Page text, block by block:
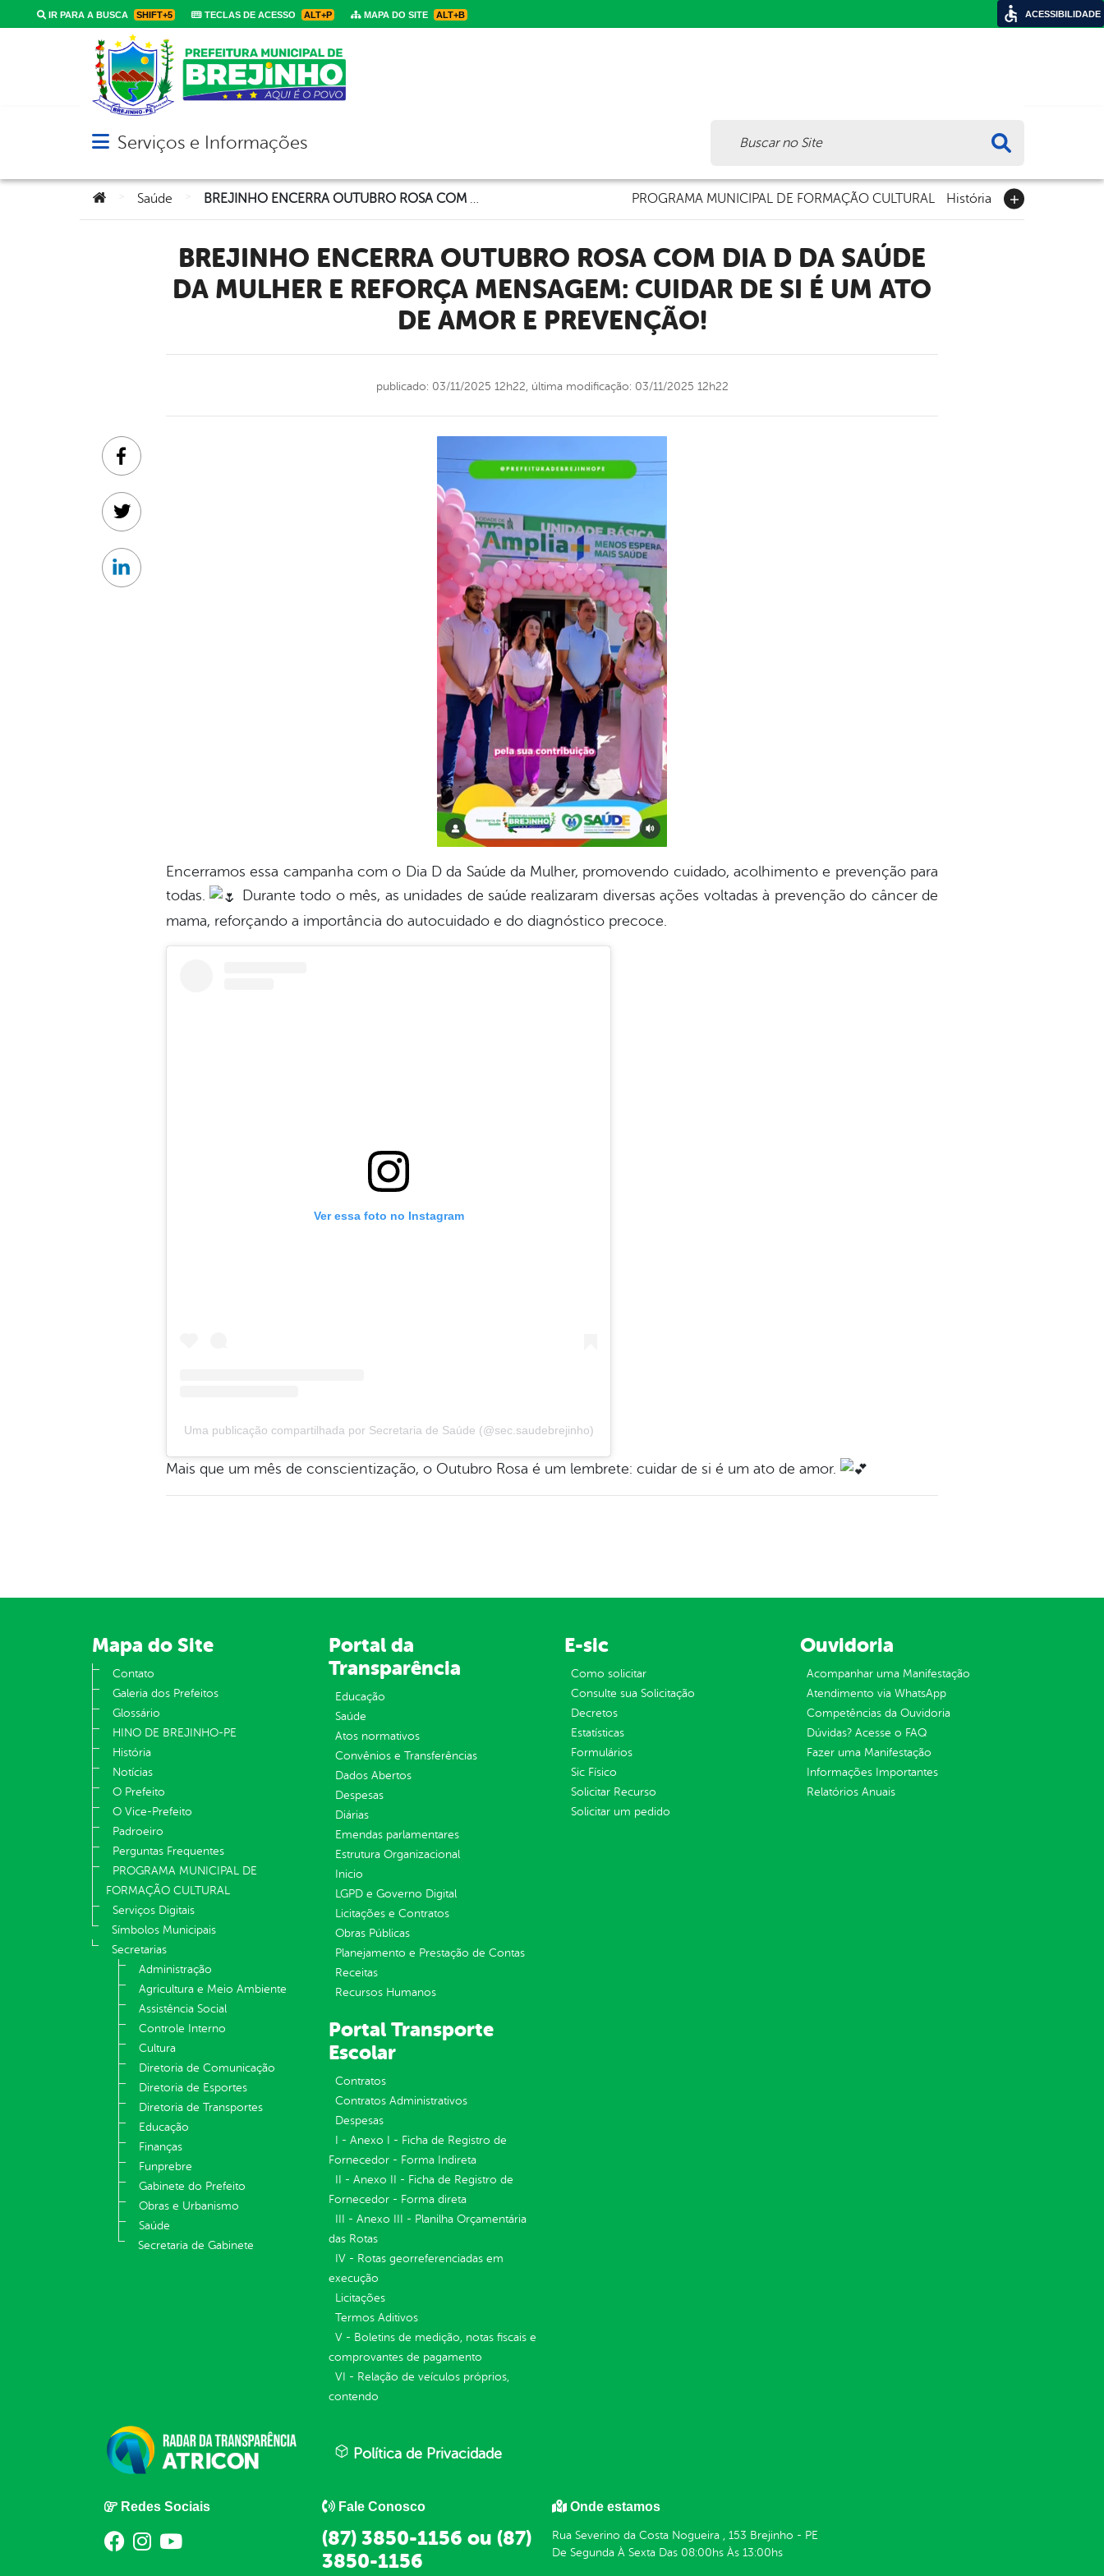
IR PARA A BUSCA SHIFT+5 TECLAS DE ACESSO ALT+P MAPA DO SITE ALT+B
Abrir menu principal de navegação
Serviços e Informações
Você está aqui:
Saúde BREJINHO ENCERRA OUTUBRO ROSA COM DIA D DA SAÚDE DA MULHER E REFORÇA MENSAGEM: CUIDAR DE SI É UM ATO DE AMOR E PREVENÇÃO! PROGRAMA MUNICIPAL DE FORMAÇÃO CULTURAL História
BREJINHO ENCERRA OUTUBRO ROSA COM DIA D DA SAÚDE
DA MULHER E REFORÇA MENSAGEM: CUIDAR DE SI É UM ATO
DE AMOR E PREVENÇÃO!
publicado: 03/11/2025 12h22, última modificação: 03/11/2025 12h22
Encerramos essa campanha com o Dia D da Saúde da Mulher, promovendo cuidado, acolhimento e prevenção para
todas.
Durante todo o mês, as unidades de saúde realizaram diversas ações voltadas à prevenção do câncer de
mama, reforçando a importância do autocuidado e do diagnóstico precoce.
Ver essa foto no Instagram
Uma publicação compartilhada por Secretaria de Saúde (@sec.saudebrejinho)
Mais que um mês de conscientização, o Outubro Rosa é um lembrete: cuidar de si é um ato de amor.
Facebook
Twitter
Linkedin
Mapa do Site
Contato
Galeria dos Prefeitos
Glossário
HINO DE BREJINHO-PE
História
Notícias
O Prefeito
O Vice-Prefeito
Padroeiro
Perguntas Frequentes
PROGRAMA MUNICIPAL DE
FORMAÇÃO CULTURAL
Serviços Digitais
Símbolos Municipais
Secretarias
Administração
Agricultura e Meio Ambiente
Assistência Social
Controle Interno
Cultura
Diretoria de Comunicação
Diretoria de Esportes
Diretoria de Transportes
Educação
Finanças
Funprebre
Gabinete do Prefeito
Obras e Urbanismo
Saúde
Secretaria de Gabinete
Portal da
Transparência
Educação
Saúde
Atos normativos
Convênios e Transferências
Dados Abertos
Despesas
Diárias
Emendas parlamentares
Estrutura Organizacional
Inicio
LGPD e Governo Digital
Licitações e Contratos
Obras Públicas
Planejamento e Prestação de Contas
Receitas
Recursos Humanos
E-sic
Como solicitar
Consulte sua Solicitação
Decretos
Estatísticas
Formulários
Sic Físico
Solicitar Recurso
Solicitar um pedido
Ouvidoria
Acompanhar uma Manifestação
Atendimento via WhatsApp
Competências da Ouvidoria
Dúvidas? Acesse o FAQ
Fazer uma Manifestação
Informações Importantes
Relatórios Anuais
Portal Transporte
Escolar
Contratos
Contratos Administrativos
Despesas
I - Anexo I - Ficha de Registro de
Fornecedor - Forma Indireta
II - Anexo II - Ficha de Registro de
Fornecedor - Forma direta
III - Anexo III - Planilha Orçamentária
das Rotas
IV - Rotas georreferenciadas em
execução
Licitações
Termos Aditivos
V - Boletins de medição, notas fiscais e
comprovantes de pagamento
VI - Relação de veículos próprios,
contendo
Política de Privacidade
Redes Sociais Fale Conosco
(87) 3850-1156 ou (87)
3850-1156
Onde estamos
Rua Severino da Costa Nogueira , 153 Brejinho - PE
De Segunda À Sexta Das 08:00hs Às 13:00hs
ACESSIBILIDADE